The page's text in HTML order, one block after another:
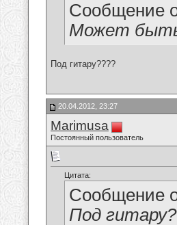
Сообщение
Может
Под гитару????
20.04.2012, 23:27
Marimusa
Постоянный пользователь
Цитата:
Сообщение
Под